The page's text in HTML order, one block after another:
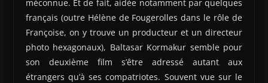
méconnue. Et de fait, aidée notamment par quelques
français (outre Hélène de Fougerolles dans le rôle de
Françoise, on y trouve un producteur et un directeur
photo hexagonaux), Baltasar Kormakur semble pour
son deuxième film s’être adressé autant aux
étrangers qu’à ses compatriotes. Souvent vue sur le